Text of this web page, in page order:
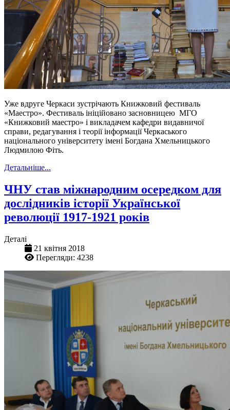
Уже вдруге Черкаси зустрічають Книжковий фестиваль
«Маестро». Фестиваль ініційовано засновницею МГО
«Книжковий маестро» і викладачем кафедри видавничої
справи, редагування і теорії інформації Черкаського
національного університету імені Богдана Хмельницького
Людмилою Фіть.
Детальніше...
ЧНУ став міжнародним осередком для
дослідників історії Української
революції 1917-1921 років
Деталі
21 квітня 2018
Перегляди: 4238